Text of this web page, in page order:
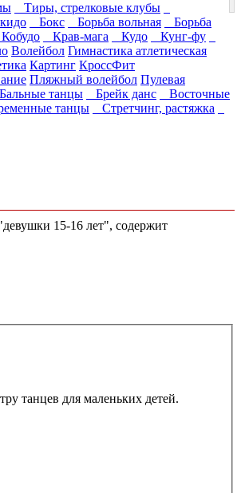
Тиры, стрелковые клубы
Бокс Борьба вольная
Борьба
Крав-мага Кудо
Кунг-фу
Волейбол Гимнастика атлетическая
Картинг КроссФит
Пляжный волейбол Пулевая
танцы Брейк данс
Восточные
танцы
Стретчинг, растяжка
15-16 лет", содержит
танцев для маленьких детей.